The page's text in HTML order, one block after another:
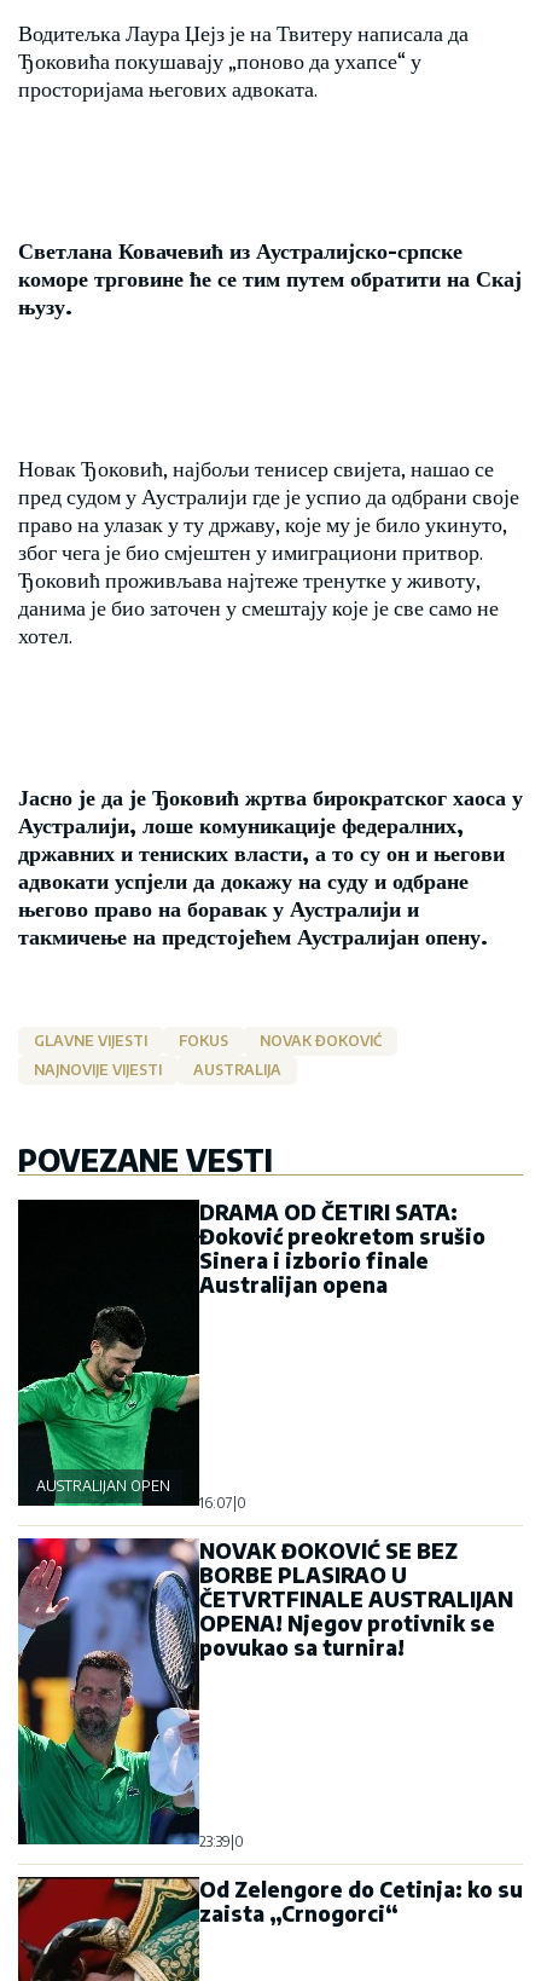
Водитељка Лаура Џејз је на Твитеру написала да
Ђоковића покушавају „поново да ухапсе“ у
просторијама његових адвоката.
Светлана Ковачевић из Аустралијско-српске
коморе трговине ће се тим путем обратити на Скај
њузу.
Новак Ђоковић, најбољи тенисер свијета, нашао се
пред судом у Аустралији где је успио да одбрани своје
право на улазак у ту државу, које му је било укинуто,
због чега је био смјештен у имиграциони притвор.
Ђоковић проживљава најтеже тренутке у животу,
данима је био заточен у смештају које је све само не
хотел.
Јасно је да је Ђоковић жртва бирократског хаоса у
Аустралији, лоше комуникације федералних,
државних и тениских власти, а то су он и његови
адвокати успјели да докажу на суду и одбране
његово право на боравак у Аустралији и
такмичење на предстојећем Аустралијан опену.
GLAVNE VIJESTI FOKUS
NOVAK ĐOKOVIĆ
NAJNOVIJE VIJESTI
AUSTRALIJA
POVEZANE VESTI
AUSTRALIJAN OPEN
DRAMA OD ČETIRI SATA:
Đoković preokretom srušio
Sinera i izborio finale
Australijan opena
16:07 0
NOVAK ĐOKOVIĆ SE BEZ
BORBE PLASIRAO U
ČETVRTFINALE AUSTRALIJAN
OPENA! Njegov protivnik se
povukao sa turnira!
23:39 0
Od Zelengore do Cetinja: ko su
zaista „Crnogorci“